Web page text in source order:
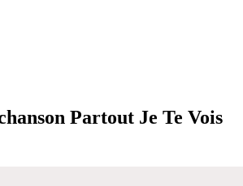
Partout Je Te Vois